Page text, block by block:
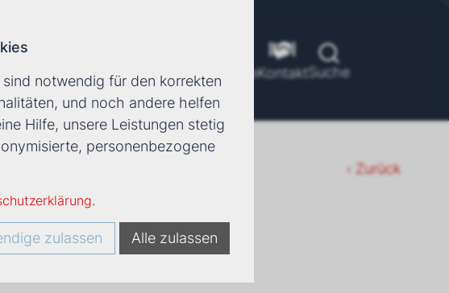
ToolsUnternehmen KarriereKontaktSuche
‹ Zurück
notwendig für den korrekten
und noch andere helfen
Hilfe, unsere Leistungen stetig
personenbezogene
.
zulassen Alle zulassen